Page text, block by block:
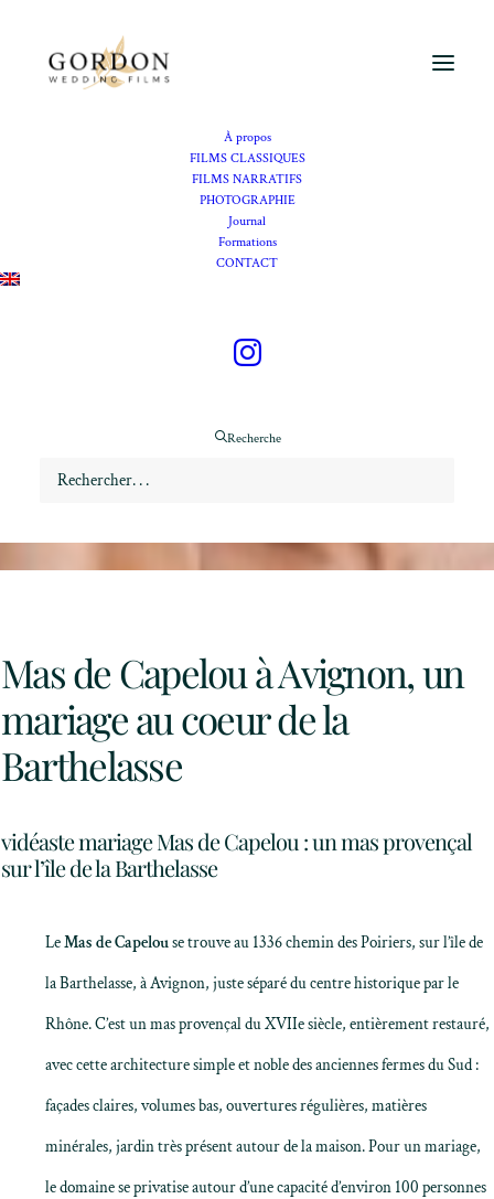
À propos
FILMS CLASSIQUES
FILMS NARRATIFS
PHOTOGRAPHIE
Journal
Formations
CONTACT
Recherche
vidéaste mariage Mas de
Capelou
Se marier au Mas de
Mas de Capelou à Avignon, un
mariage au coeur de la
Barthelasse
vidéaste mariage Mas de Capelou : un mas provençal
sur l’île de la Barthelasse
LeMas de Capelouse trouve au 1336 chemin des Poiriers, sur l’île de
la Barthelasse, à Avignon, juste séparé du centre historique par le
Rhône. C’est un mas provençal du XVIIe siècle, entièrement restauré,
avec cette architecture simple et noble des anciennes fermes du Sud :
façades claires, volumes bas, ouvertures régulières, matières
minérales, jardin très présent autour de la maison. Pour un mariage,
le domaine se privatise autour d’une capacité d’environ 100 personnes